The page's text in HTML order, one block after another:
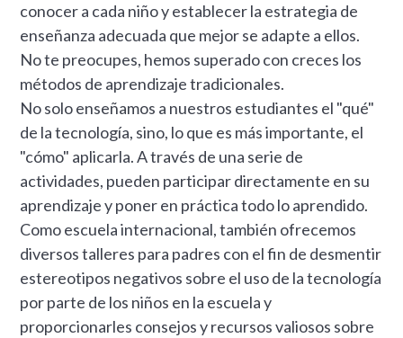
conocer a cada niño y establecer la estrategia de
enseñanza adecuada que mejor se adapte a ellos.
No te preocupes, hemos superado con creces los
métodos de aprendizaje tradicionales.
No solo enseñamos a nuestros estudiantes el "qué"
de la tecnología, sino, lo que es más importante, el
"cómo" aplicarla. A través de una serie de
actividades, pueden participar directamente en su
aprendizaje y poner en práctica todo lo aprendido.
Como escuela internacional, también ofrecemos
diversos talleres para padres con el fin de desmentir
estereotipos negativos sobre el uso de la tecnología
por parte de los niños en la escuela y
proporcionarles consejos y recursos valiosos sobre